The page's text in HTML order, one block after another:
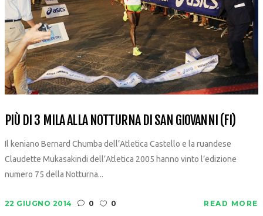
PIÙ DI 3 MILA ALLA NOTTURNA DI SAN GIOVANNI (FI)
Il keniano Bernard Chumba dell’Atletica Castello e la ruandese
Claudette Mukasakindi dell’Atletica 2005 hanno vinto l’edizione
numero 75 della Notturna...
22 GIUGNO 2014 0 0 READ MORE